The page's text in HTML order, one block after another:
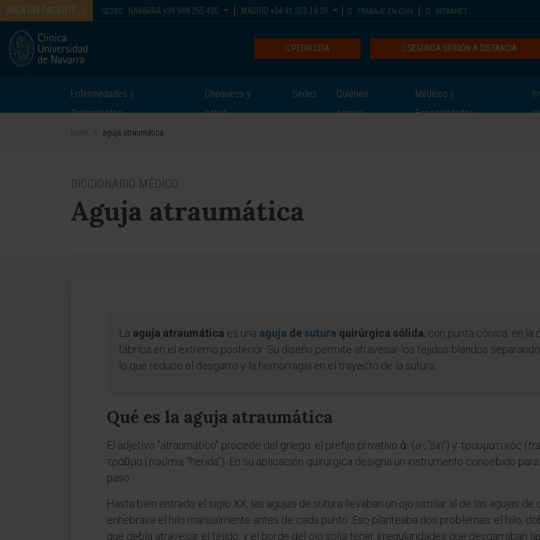
ÁREA DEL PACIENTE SEDES: NAVARRA +34 948 255 400 MADRID +34 91 353 19 20 TRABAJE EN CUN INTRANET
SEGUNDA OPINIÓN A DISTANCIA
PEDIR CITA
Enfermedades y
Tratamientos
Chequeos y
salud
Sedes
Quiénes
somos
Médicos y
Especialidades
Inicio > aguja atraumática
DICCIONARIO MÉDICO
Aguja atraumática
La aguja atraumática es una aguja de sutura quirúrgica sólida, con punta cónica, en la
fábrica en el extremo posterior. Su diseño permite atravesar los tejidos blandos
lo que reduce el desgarro y la hemorragia en el trayecto de la sutura.
Qué es la aguja atraumática
El adjetivo "atraumático" procede del griego: el prefijo privativo ἀ- (a-, "sin") y τραυματικός (
τραῦμα (traûma, "herida"). En su aplicación quirúrgica designa un instrumento concebido
paso.
Hasta bien entrado el siglo XX, las agujas de sutura llevaban un ojo similar al de las agujas
enhebrava el hilo manualmente antes de cada punto. Eso planteaba dos problemas: el hilo,
que debía atravesar el tejido, y el borde del ojo solía tener irregularidades que desgarraban